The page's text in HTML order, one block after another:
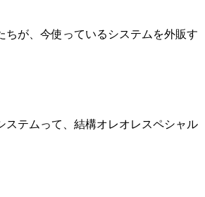
ちが、今使っているシステムを外販す
ステムって、結構オレオレスペシャル